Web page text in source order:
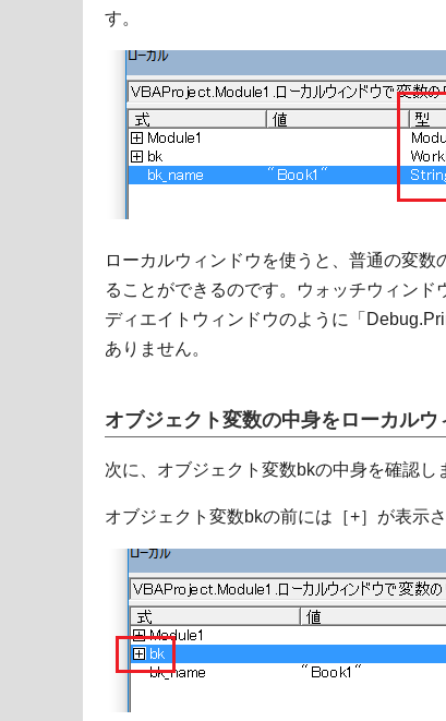
す。
ローカルウィンドウを使うと、普通の変
ることができるのです。ウォッチウィンド
ディエイトウィンドウのように「
ありません。
オブジェクト変数の中身をローカルウ
次に、オブジェクト変数bkの中身を確認し
オブジェクト変数bkの前には［+］が表示さ